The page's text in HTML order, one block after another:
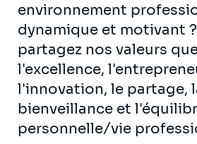
environnement
dynamique et motivant
partagez nos valeurs
l'excellence,
l'innovation, le partage,
bienveillance et
personnelle/vie